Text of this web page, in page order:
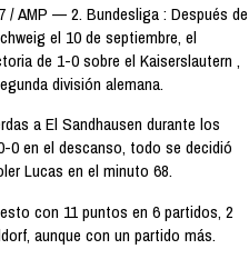
/ AMP — 2. Bundesliga : Después de
el 10 de septiembre, el
de 1-0 sobre el Kaiserslautern ,
división alemana.
a El Sandhausen durante los
0 en el descanso, todo se decidió
Lucas en el minuto 68.
con 11 puntos en 6 partidos, 2
aunque con un partido más.